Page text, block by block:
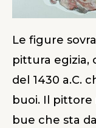
Le figure
pittura egizia,
del 1430 a.C.
buoi. Il
bue che sta